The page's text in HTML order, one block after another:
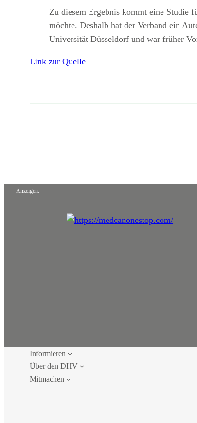
Zu diesem Ergebnis kommt eine Studie
möchte. Deshalb hat der Verband ein
Universität Düsseldorf und war früher
Link zur Quelle
Anzeigen:
Informieren
Über den DHV
Mitmachen